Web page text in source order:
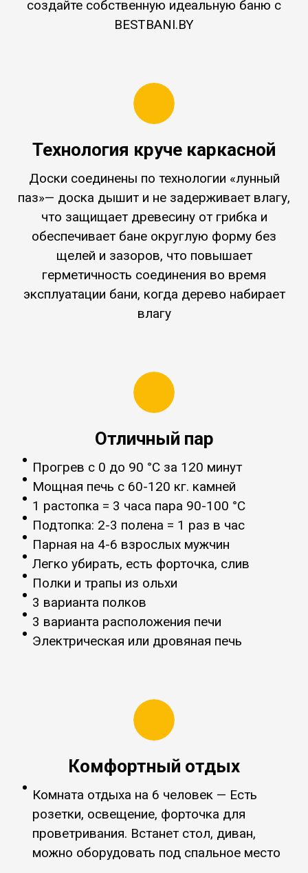
создайте собственную идеальную баню с
BESTBANI.BY
Технология круче каркасной
Доски соединены по технологии «лунный
паз»— доска дышит и не задерживает влагу,
что защищает древесину от грибка и
обеспечивает бане округлую форму без
щелей и зазоров, что повышает
герметичность соединения во время
эксплуатации бани, когда дерево набирает
влагу
Отличный пар
Прогрев с 0 до 90 °C за 120 минут
Мощная печь с 60-120 кг. камней
1 растопка = 3 часа пара 90-100 °C
Подтопка: 2-3 полена = 1 раз в час
Парная на 4-6 взрослых мужчин
Легко убирать, есть форточка, слив
Полки и трапы из ольхи
3 варианта полков
3 варианта расположения печи
Электрическая или дровяная печь
Комфортный отдых
Комната отдыха на 6 человек — Есть
розетки, освещение, форточка для
проветривания. Встанет стол, диван,
можно оборудовать под спальное место